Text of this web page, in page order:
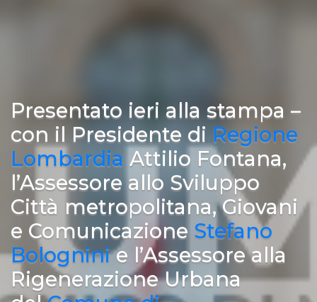
Presentato ieri alla stampa –
con il Presidente di Regione
Lombardia Attilio Fontana,
l’Assessore allo Sviluppo
Città metropolitana, Giovani
e Comunicazione Stefano
Bologninie l’Assessore alla
Rigenerazione Urbana